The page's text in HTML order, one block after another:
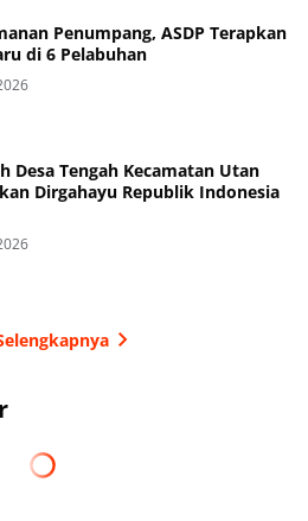
Penumpang, ASDP Terapkan
di 6 Pelabuhan
Desa Tengah Kecamatan Utan
Dirgahayu Republik Indonesia